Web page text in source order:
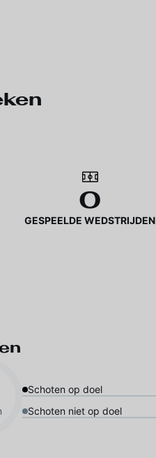
0
GESPEELDE WEDSTRIJDEN
Schoten op doel
Schoten niet op doel